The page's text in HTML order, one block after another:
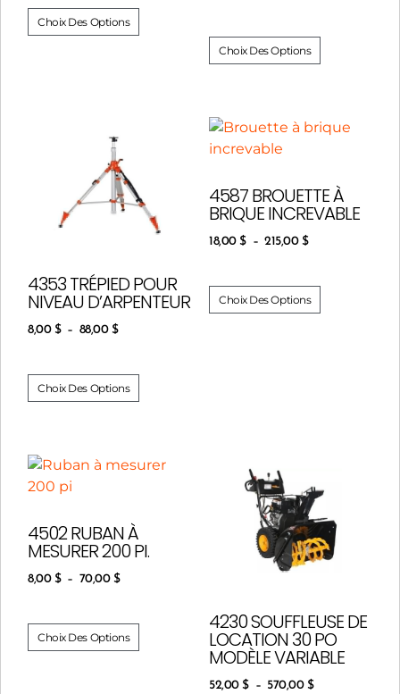
Choix Des Options
Choix Des Options
4353 TRÉPIED POUR
NIVEAU D’ARPENTEUR
8,00 $ – 88,00 $
Choix Des Options
4587 BROUETTE À
BRIQUE INCREVABLE
18,00$ – 215,00 $
Choix Des Options
4502 RUBAN À
MESURER 200 PI.
8,00 $ – 70,00 $
Choix Des Options
4230 SOUFFLEUSE DE
LOCATION 30 PO
MODÈLE VARIABLE
52,00$ – 570,00 $